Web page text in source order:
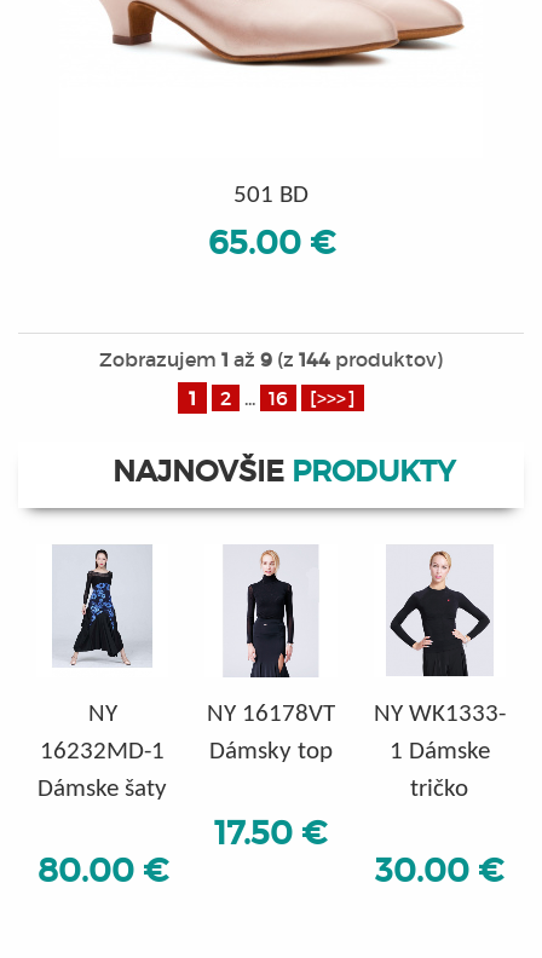
501 BD
65.00 €
Zobrazujem 1 až 9 (z 144 produktov)
1
2 ... 16 [>>>]
NAJNOVŠIE PRODUKTY
NY
16232MD-1
Dámske šaty
80.00 €
NY 16178VT
Dámsky top
17.50 €
NY WK1333-
1 Dámske
tričko
30.00 €